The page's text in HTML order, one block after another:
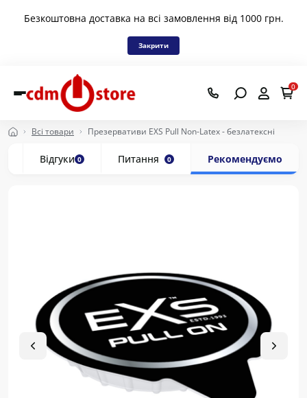
Безкоштовна доставка на всі замовлення від 1000 грн.
Закрити
0
Всі товари Презервативи EXS Pull Non-Latex - безлатексні
Відгуки 0 Питання 0 Рекомендуємо